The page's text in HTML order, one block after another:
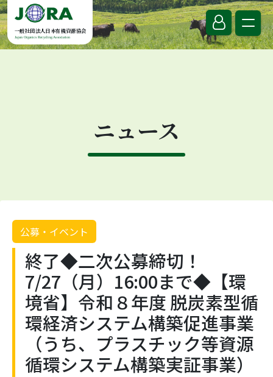
Skip to content
一般社団法人日本有機資源協会
Japan Organics Recycling Association
ニュース
公募・イベント
終了◆二次公募締切！
7/27（月）16:00まで◆【環
境省】令和８年度 脱炭素型循
環経済システム構築促進事業
（うち、プラスチック等資源
循環システム構築実証事業）